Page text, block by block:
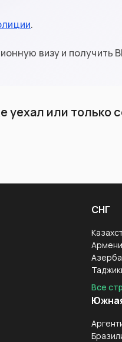
.
визу и получить
уехал или только
СНГ
Все